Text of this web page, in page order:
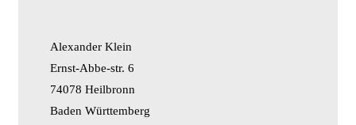
Alexander Klein
Ernst-Abbe-str. 6
74078 Heilbronn
Baden Württemberg